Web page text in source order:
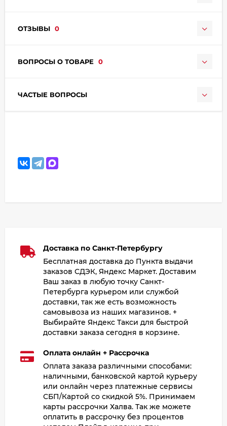
ОТЗЫВЫ 0
ВОПРОСЫ О ТОВАРЕ 0
ЧАСТЫЕ ВОПРОСЫ
раз в 2 недели
Доставка по Санкт-Петербургу
Бесплатная доставка до Пункта выдачи
заказов СДЭК, Яндекс Маркет. Доставим
Ваш заказ в любую точку Санкт-
Петербурга курьером или службой
доставки, так же есть возможность
самовывоза из наших магазинов. +
Выбирайте Яндекс Такси для быстрой
доставки заказа сегодня в корзине.
Оплата онлайн + Рассрочка
Оплата заказа различными способами:
наличными, банковской картой курьеру
или онлайн через платежные сервисы
СБП/Картой со скидкой 5%. Принимаем
карты рассрочки Халва. Так же можете
оплатить в рассрочку без процентов